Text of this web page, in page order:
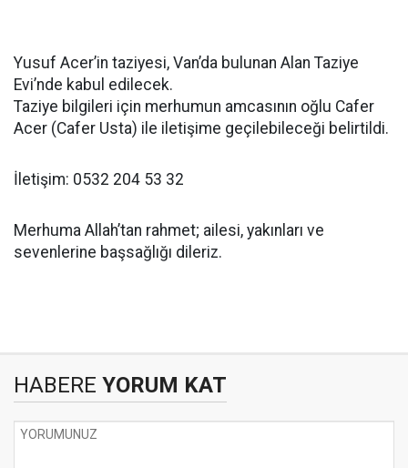
Yusuf Acer’in taziyesi, Van’da bulunan Alan Taziye
Evi’nde kabul edilecek.
Taziye bilgileri için merhumun amcasının oğlu Cafer
Acer (Cafer Usta) ile iletişime geçilebileceği belirtildi.
İletişim: 0532 204 53 32
Merhuma Allah’tan rahmet; ailesi, yakınları ve
sevenlerine başsağlığı dileriz.
HABERE YORUM KAT